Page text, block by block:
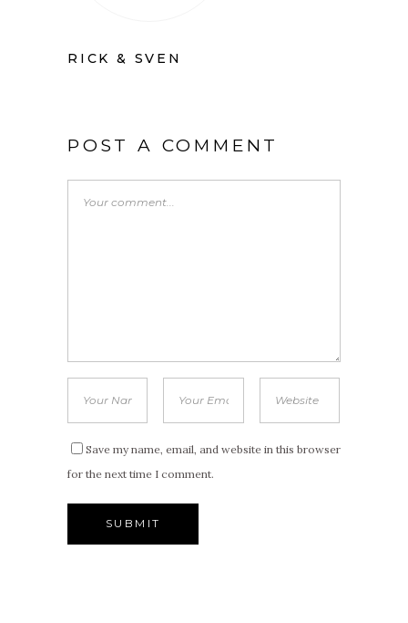
RICK & SVEN
POST A COMMENT
Save my name, email, and website in this browser
for the next time I comment.